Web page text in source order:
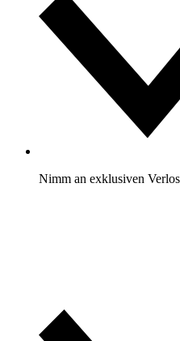
Nimm an exklusiven